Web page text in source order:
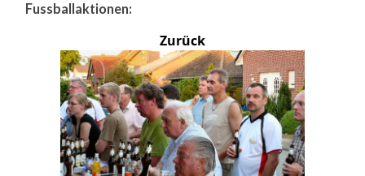
Fussballaktionen:
Zurück